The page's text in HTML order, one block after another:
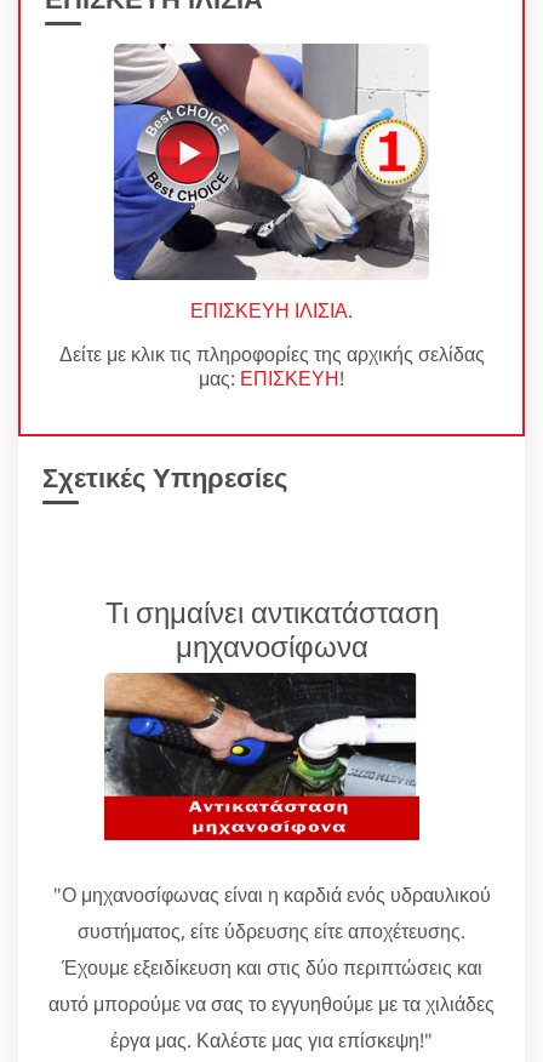
ΕΠΙΣΚΕΥΗ ΙΛΙΣΙΑ.
Δείτε με κλικ τις πληροφορίες της αρχικής σελίδας
μας: ΕΠΙΣΚΕΥΗ!
Σχετικές Υπηρεσίες
Τι σημαίνει αντικατάσταση
μηχανοσίφωνα
"Ο μηχανοσίφωνας είναι η καρδιά ενός υδραυλικού
συστήματος, είτε ύδρευσης είτε αποχέτευσης.
Έχουμε εξειδίκευση και στις δύο περιπτώσεις και
αυτό μπορούμε να σας το εγγυηθούμε με τα χιλιάδες
έργα μας. Καλέστε μας για επίσκεψη!"